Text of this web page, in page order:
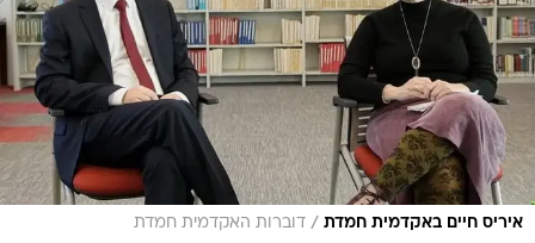
איריס חיים באקדמית חמדת / דוברות האקדמית חמדת